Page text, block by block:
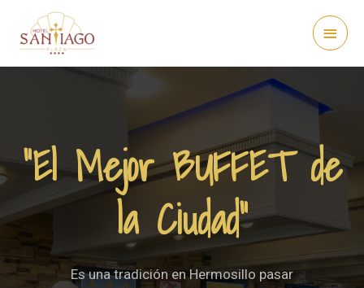
"El Mejor BUFFET de
la Ciudad"
Es una tradición en Hermosillo pasar